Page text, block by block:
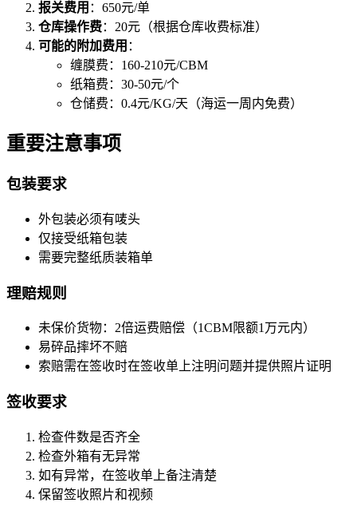
报关费用 ：650元/单
仓库操作费：20元（根据仓库收费标准）
可能的附加费用 ：
缠膜费：160-210元/CBM
纸箱费：30-50元/个
仓储费：0.4元/KG/天（海运一周内免费）
重要注意事项
包装要求
外包装必须有唛头
仅接受纸箱包装
需要完整纸质装箱单
理赔规则
未保价货物：2倍运费赔偿（1CBM限额1万元内）
易碎品摔坏不赔
索赔需在签收时在签收单上注明问题并提供照片证明
签收要求
检查件数是否齐全
检查外箱有无异常
如有异常，在签收单上备注清楚
保留签收照片和视频